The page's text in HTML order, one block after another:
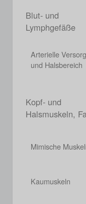
Blut- und
Lymphgefäße
Arterielle
und Halsbereich
Kopf- und
Halsmuskeln,
Mimische
Kaumuskeln